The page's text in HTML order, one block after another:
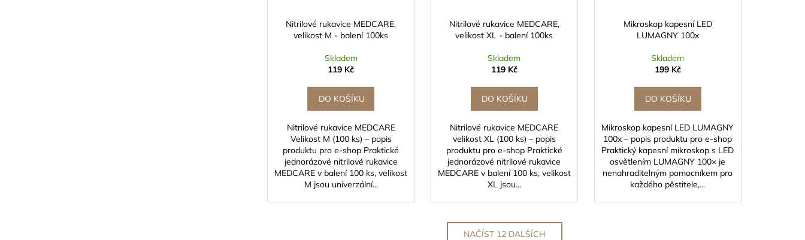
Nitrilové rukavice MEDCARE,
velikost M - balení 100ks
Skladem
119 Kč
DO KOŠÍKU
Nitrilové rukavice MEDCARE
Velikost M (100 ks) – popis
produktu pro e-shop Praktické
jednorázové nitrilové rukavice
MEDCARE v balení 100 ks, velikost
M jsou univerzální...
Nitrilové rukavice MEDCARE,
velikost XL - balení 100ks
Skladem
119 Kč
DO KOŠÍKU
Nitrilové rukavice MEDCARE
velikost XL (100 ks) – popis
produktu pro e-shop Praktické
jednorázové nitrilové rukavice
MEDCARE v balení 100 ks, velikost
XL jsou...
Mikroskop kapesní LED
LUMAGNY 100x
Skladem
199 Kč
DO KOŠÍKU
Mikroskop kapesní LED LUMAGNY
100x – popis produktu pro e-shop
Praktický kapesní mikroskop s LED
osvětlením LUMAGNY 100× je
nenahraditelným pomocníkem pro
každého pěstitele,...
NAČÍST 12 DALŠÍCH